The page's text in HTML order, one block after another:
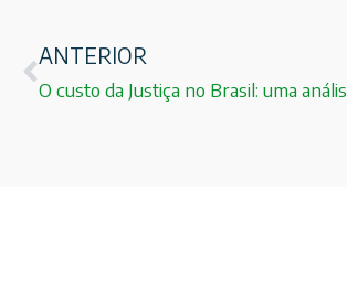
ANTERIOR
O custo da Justiça no Brasil: uma